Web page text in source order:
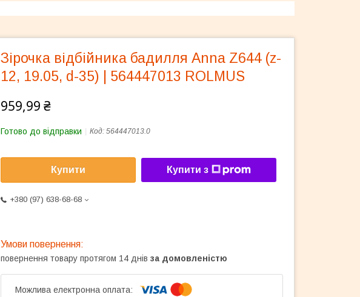
Зірочка відбійника бадилля Anna Z644 (z-
12, 19.05, d-35) | 564447013 ROLMUS
959,99 ₴
Готово до відправки Код: 564447013.0
Купити Купити з
+380 (97) 638-68-68
повернення товару протягом 14 днів за домовленістю